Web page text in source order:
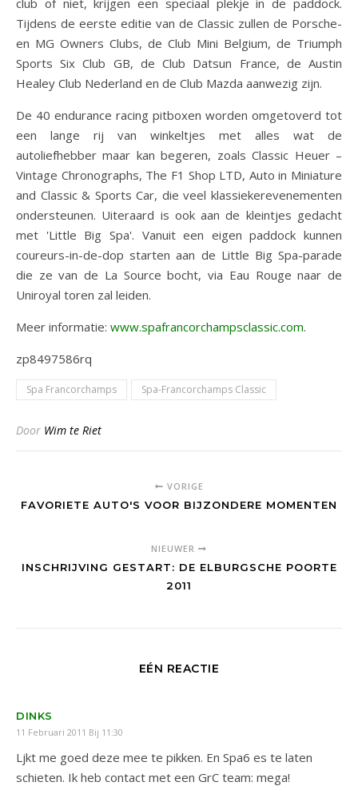
Tijdens de eerste editie van de Classic zullen de Porsche-
en MG Owners Clubs, de Club Mini Belgium, de Triumph
Sports Six Club GB, de Club Datsun France, de Austin
Healey Club Nederland en de Club Mazda aanwezig zijn.
De 40 endurance racing pitboxen worden omgetoverd tot
een lange rij van winkeltjes met alles wat de
autoliefhebber maar kan begeren, zoals Classic Heuer –
Vintage Chronographs, The F1 Shop LTD, Auto in Miniature
and Classic & Sports Car, die veel klassiekerevenementen
ondersteunen. Uiteraard is ook aan de kleintjes gedacht
met 'Little Big Spa'. Vanuit een eigen paddock kunnen
coureurs-in-de-dop starten aan de Little Big Spa-parade
die ze van de La Source bocht, via Eau Rouge naar de
Uniroyal toren zal leiden.
Meer informatie: www.spafrancorchampsclassic.com.
zp8497586rq
Spa Francorchamps Spa-Francorchamps Classic
Door Wim te Riet
VORIGE
FAVORIETE AUTO'S VOOR BIJZONDERE MOMENTEN
NIEUWER
INSCHRIJVING GESTART: DE ELBURGSCHE POORTE
2011
EÉN REACTIE
DINKS
11 Februari 2011 Bij 11:30
Ljkt me goed deze mee te pikken. En Spa6 es te laten
schieten. Ik heb contact met een GrC team: mega!